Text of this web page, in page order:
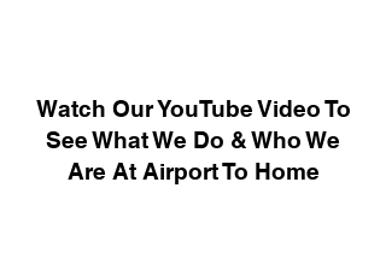
Watch Our YouTube Video To
See What We Do & Who We
Are At Airport To Home